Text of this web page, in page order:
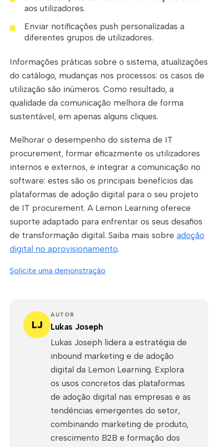
aos utilizadores.
Enviar notificações push personalizadas a
diferentes grupos de utilizadores.
Informações práticas sobre o sistema, atualizações
do catálogo, mudanças nos processos: os casos de
utilização são inúmeros. Como resultado, a
qualidade da comunicação melhora de forma
sustentável, em apenas alguns cliques.
Melhorar o desempenho do sistema de IT
procurement, formar eficazmente os utilizadores
internos e externos, e integrar a comunicação no
software: estes são os principais benefícios das
plataformas de adoção digital para o seu projeto
de IT procurement. A Lemon Learning oferece
suporte adaptado para enfrentar os seus desafios
de transformação digital. Saiba mais sobre adoção
digital no aprovisionamento.
Solicite uma demonstração
LJ
AUTOR
Lukas Joseph
Lukas Joseph lidera a estratégia de
inbound marketing e de adoção
digital da Lemon Learning. Explora
os usos concretos das plataformas
de adoção digital nas empresas e as
tendências emergentes do setor,
combinando marketing de produto,
crescimento B2B e formação dos